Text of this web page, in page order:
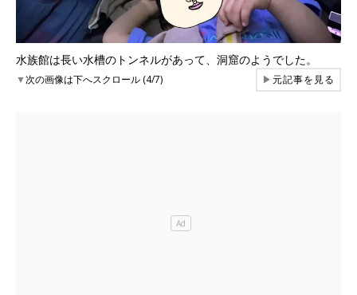
水族館は長い水槽のトンネルがあって、洞窟のようでした。
▼次の画像は下へスクロール (4/7) ▶元記事を見る